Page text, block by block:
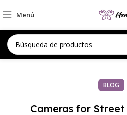
Menú
BLOG
Cameras for